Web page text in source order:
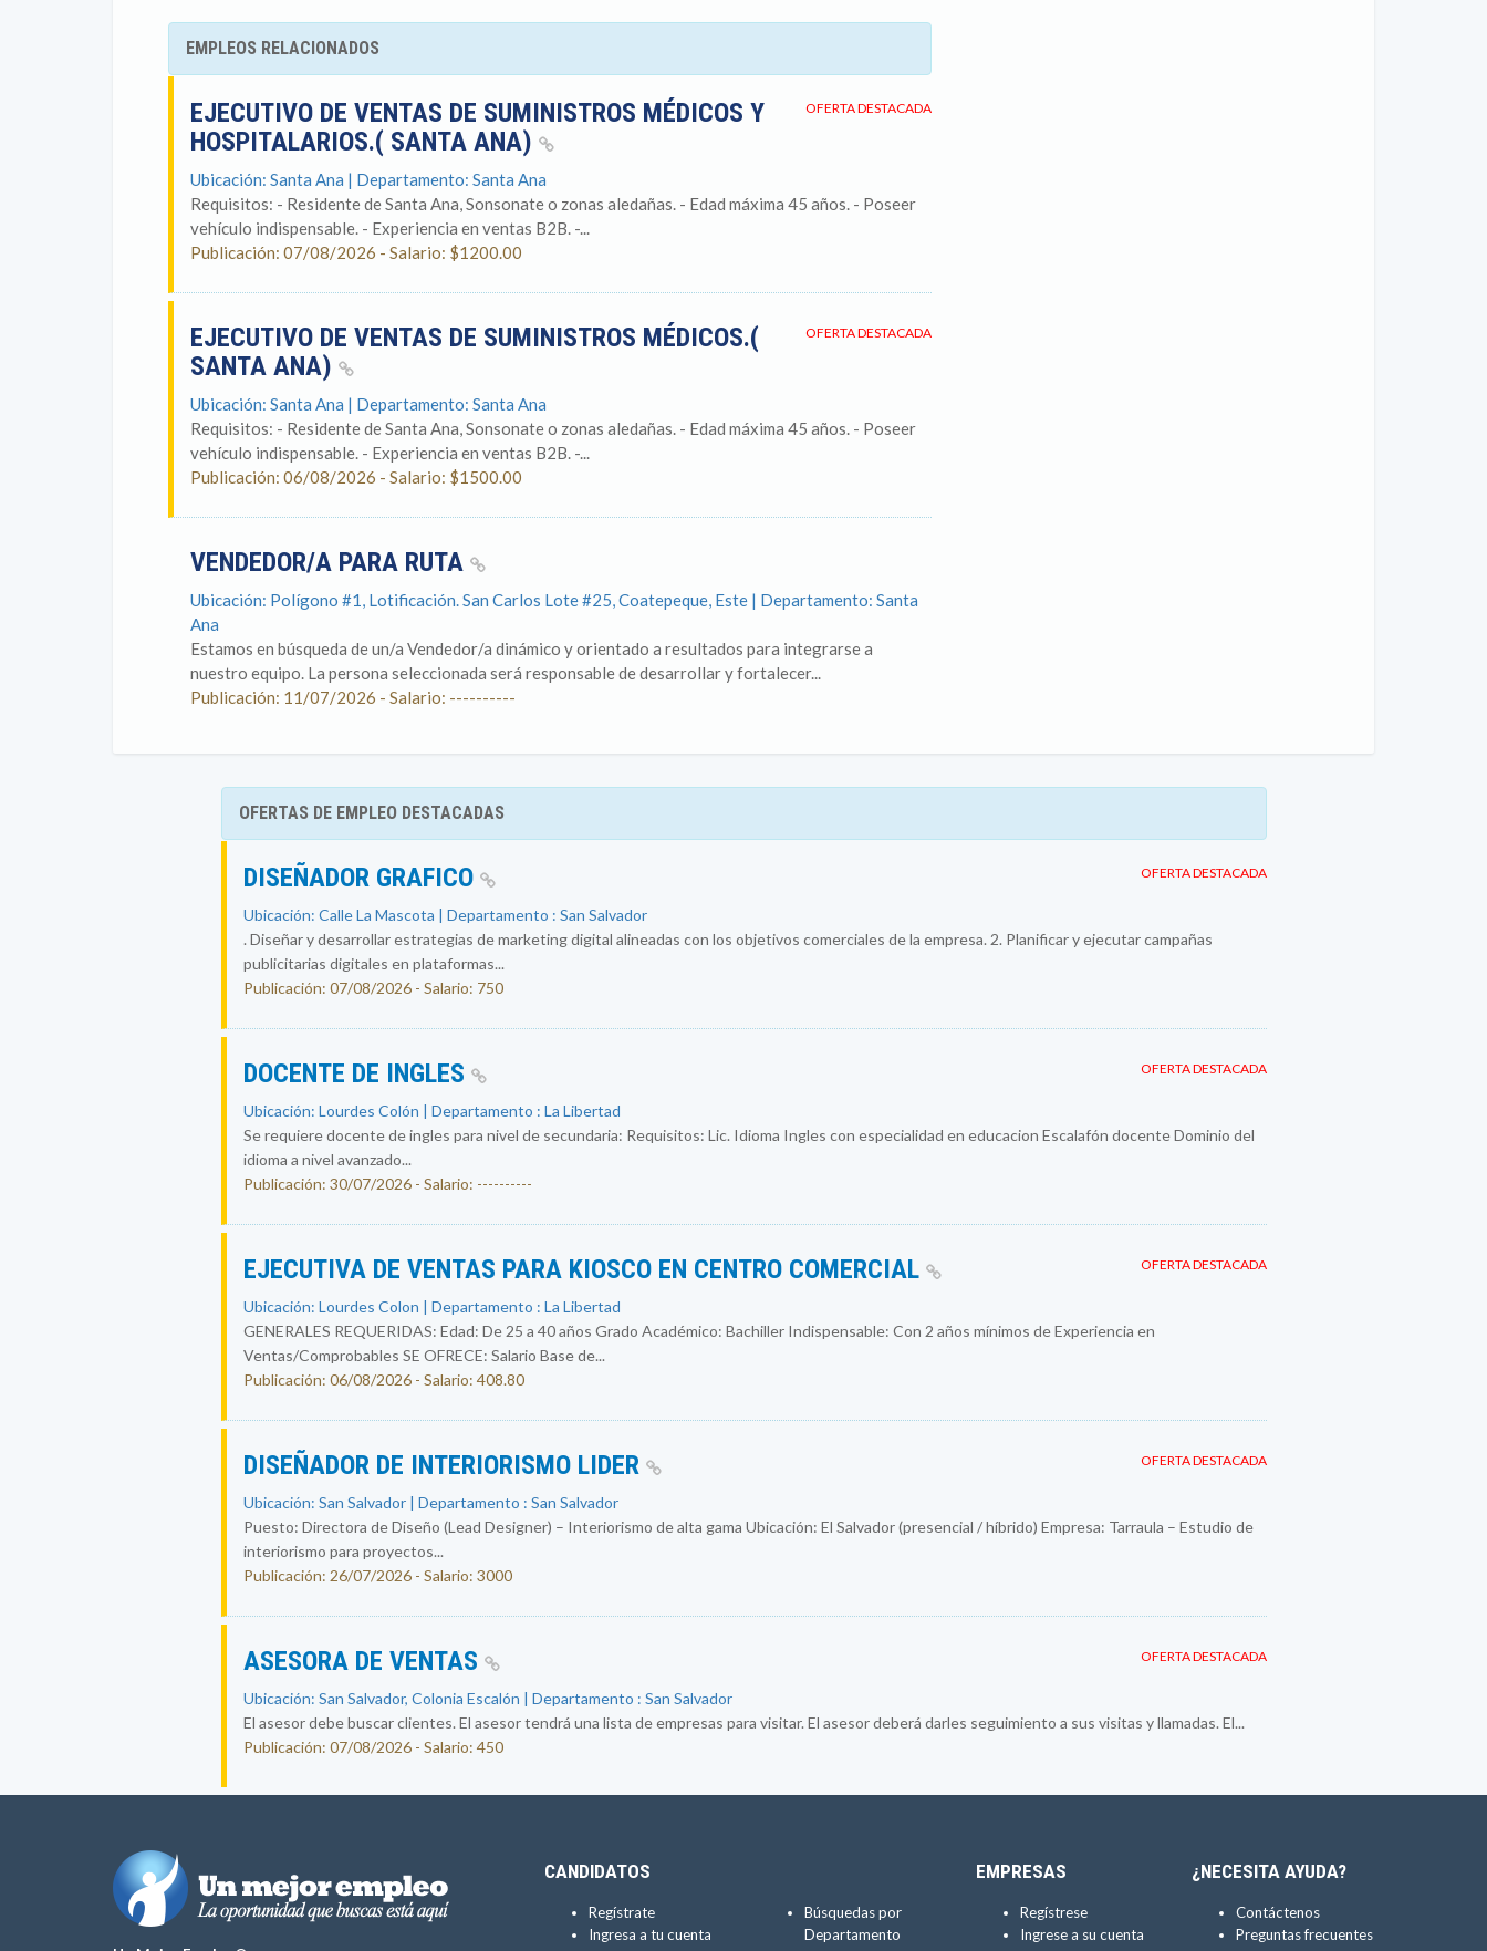
EMPLEOS RELACIONADOS
OFERTA DESTACADA
EJECUTIVO DE VENTAS DE SUMINISTROS MÉDICOS Y
HOSPITALARIOS.( SANTA ANA)
Ubicación: Santa Ana | Departamento: Santa Ana
Requisitos: - Residente de Santa Ana, Sonsonate o zonas aledañas. - Edad máxima 45 años. - Poseer
vehículo indispensable. - Experiencia en ventas B2B. -...
Publicación: 07/08/2026 - Salario: $1200.00
OFERTA DESTACADA
EJECUTIVO DE VENTAS DE SUMINISTROS MÉDICOS.(
SANTA ANA)
Ubicación: Santa Ana | Departamento: Santa Ana
Requisitos: - Residente de Santa Ana, Sonsonate o zonas aledañas. - Edad máxima 45 años. - Poseer
vehículo indispensable. - Experiencia en ventas B2B. -...
Publicación: 06/08/2026 - Salario: $1500.00
VENDEDOR/A PARA RUTA
Ubicación: Polígono #1, Lotificación. San Carlos Lote #25, Coatepeque, Este | Departamento: Santa
Ana
Estamos en búsqueda de un/a Vendedor/a dinámico y orientado a resultados para integrarse a
nuestro equipo. La persona seleccionada será responsable de desarrollar y fortalecer...
Publicación: 11/07/2026 - Salario: ----------
OFERTAS DE EMPLEO DESTACADAS
OFERTA DESTACADA
DISEÑADOR GRAFICO
Ubicación: Calle La Mascota | Departamento : San Salvador
. Diseñar y desarrollar estrategias de marketing digital alineadas con los objetivos comerciales de la empresa. 2. Planificar y ejecutar campañas
publicitarias digitales en plataformas...
Publicación: 07/08/2026 - Salario: 750
OFERTA DESTACADA
DOCENTE DE INGLES
Ubicación: Lourdes Colón | Departamento : La Libertad
Se requiere docente de ingles para nivel de secundaria: Requisitos: Lic. Idioma Ingles con especialidad en educacion Escalafón docente Dominio del
idioma a nivel avanzado...
Publicación: 30/07/2026 - Salario: ----------
OFERTA DESTACADA
EJECUTIVA DE VENTAS PARA KIOSCO EN CENTRO COMERCIAL
Ubicación: Lourdes Colon | Departamento : La Libertad
GENERALES REQUERIDAS: Edad: De 25 a 40 años Grado Académico: Bachiller Indispensable: Con 2 años mínimos de Experiencia en
Ventas/Comprobables SE OFRECE: Salario Base de...
Publicación: 06/08/2026 - Salario: 408.80
OFERTA DESTACADA
DISEÑADOR DE INTERIORISMO LIDER
Ubicación: San Salvador | Departamento : San Salvador
Puesto: Directora de Diseño (Lead Designer) – Interiorismo de alta gama Ubicación: El Salvador (presencial / híbrido) Empresa: Tarraula – Estudio de
interiorismo para proyectos...
Publicación: 26/07/2026 - Salario: 3000
OFERTA DESTACADA
ASESORA DE VENTAS
Ubicación: San Salvador, Colonia Escalón | Departamento : San Salvador
El asesor debe buscar clientes. El asesor tendrá una lista de empresas para visitar. El asesor deberá darles seguimiento a sus visitas y llamadas. El...
Publicación: 07/08/2026 - Salario: 450
CANDIDATOS
Regístrate
Ingresa a tu cuenta
Búsquedas por
Departamento
EMPRESAS
Regístrese
Ingrese a su cuenta
¿NECESITA AYUDA?
Contáctenos
Preguntas frecuentes